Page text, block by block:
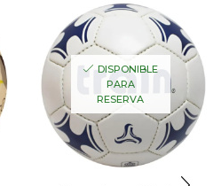
DISPONIBLE
PARA
RESERVA